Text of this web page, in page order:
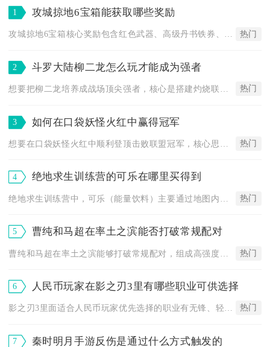
1 攻城掠地6宝箱能获取哪些奖励
攻城掠地6宝箱核心奖励包含红色武器、高级丹书铁券、海量镔铁与... 热门
2 斗罗大陆柳二龙怎么玩才能成为强者
想要把柳二龙培养成战场顶尖强者，核心是搭建灼烧联动体系，分场... 热门
3 如何在口袋妖怪火红中赢得冠军
热门
4 绝地求生训练营的可乐在哪里买得到
热门
5 曹纯和马超在率土之滨能否打破常规配对
热门
6 人民币玩家在影之刃3里有哪些职业可供选择
影之刃3里面适合人民币玩家优先选择的职业有无锋、轻羽、绝影、... 热门
7 秦时明月手游反伤是通过什么方式触发的